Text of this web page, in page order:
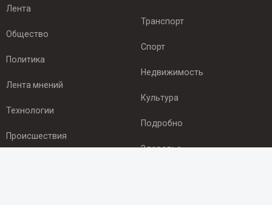
Лента
Общество
Политика
Лента мнений
Технологии
Происшествия
Транспорт
Спорт
Недвижимость
Культура
Подробно
Здоровье